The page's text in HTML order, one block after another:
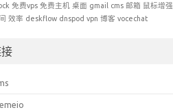
免费vps 免费主机 桌面 gmail cms 邮箱 鼠标增强
效率 deskflow dnspod vpn 博客 vocechat